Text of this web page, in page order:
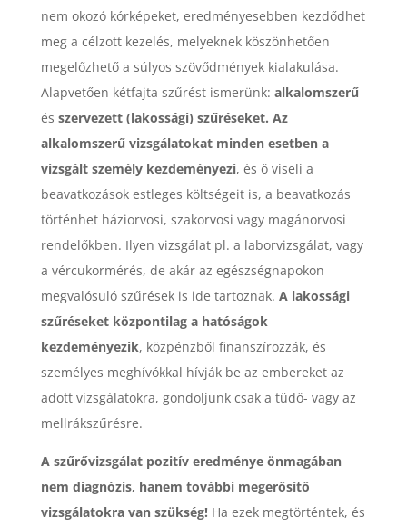
nem okozó kórképeket, eredményesebben kezdődhet
meg a célzott kezelés, melyeknek köszönhetően
megelőzhető a súlyos szövődmények kialakulása.
Alapvetően kétfajta szűrést ismerünk: alkalomszerű
és szervezett (lakossági) szűréseket. Az
alkalomszerű vizsgálatokat minden esetben a
vizsgált személy kezdeményezi, és ő viseli a
beavatkozások estleges költségeit is, a beavatkozás
történhet háziorvosi, szakorvosi vagy magánorvosi
rendelőkben. Ilyen vizsgálat pl. a laborvizsgálat, vagy
a vércukormérés, de akár az egészségnapokon
megvalósuló szűrések is ide tartoznak. A lakossági
szűréseket központilag a hatóságok
kezdeményezik, közpénzből finanszírozzák, és
személyes meghívókkal hívják be az embereket az
adott vizsgálatokra, gondoljunk csak a tüdő- vagy az
mellrákszűrésre.
A szűrővizsgálat pozitív eredménye önmagában
nem diagnózis, hanem további megerősítő
vizsgálatokra van szükség!Ha ezek megtörténtek, és